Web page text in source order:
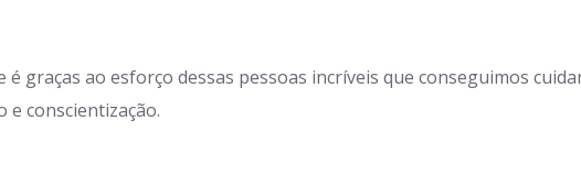
graças ao esforço dessas pessoas incríveis que conseguimos
e conscientização.